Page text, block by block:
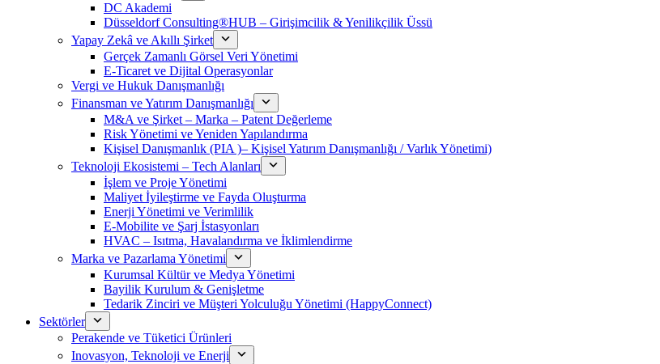
DC Akademi
Düsseldorf Consulting®HUB – Girişimcilik & Yenilikçilik Üssü
Yapay Zekâ ve Akıllı Şirket
Gerçek Zamanlı Görsel Veri Yönetimi
E-Ticaret ve Dijital Operasyonlar
Vergi ve Hukuk Danışmanlığı
Finansman ve Yatırım Danışmanlığı
M&A ve Şirket – Marka – Patent Değerleme
Risk Yönetimi ve Yeniden Yapılandırma
Kişisel Danışmanlık (PIA )– Kişisel Yatırım Danışmanlığı / Varlık Yönetimi)
Teknoloji Ekosistemi – Tech Alanları
İşlem ve Proje Yönetimi
Maliyet İyileştirme ve Fayda Oluşturma
Enerji Yönetimi ve Verimlilik
E-Mobilite ve Şarj İstasyonları
HVAC – Isıtma, Havalandırma ve İklimlendirme
Marka ve Pazarlama Yönetimi
Kurumsal Kültür ve Medya Yönetimi
Bayilik Kurulum & Genişletme
Tedarik Zinciri ve Müşteri Yolculuğu Yönetimi (HappyConnect)
Sektörler
Perakende ve Tüketici Ürünleri
Inovasyon, Teknoloji ve Enerji